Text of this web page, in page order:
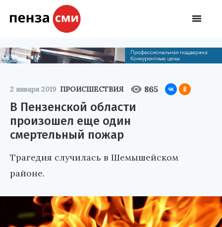
2 января 2019 ПРОИСШЕСТВИЯ 865
В Пензенской области
произошел еще один
смертельный пожар
Трагедия случилась в Шемышейском
районе.